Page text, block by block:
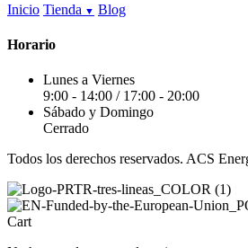
Inicio Tienda Blog
Horario
Lunes a Viernes
9:00 - 14:00 / 17:00 - 20:00
Sábado y Domingo
Cerrado
Todos los derechos reservados. ACS
Cart